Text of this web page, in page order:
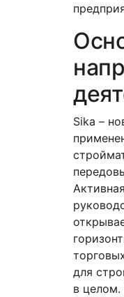
Sika –
для
в